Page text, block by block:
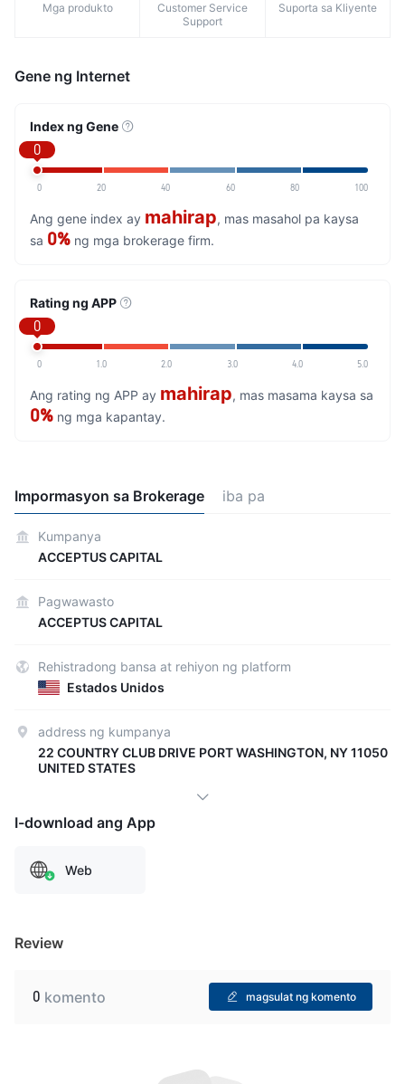
Mga produkto
Customer Service
Support
Suporta sa Kliyente
Gene ng Internet
Index ng Gene
0
0 20 40 60 80 100
Ang gene index ay mahirap, mas masahol pa kaysa
sa 0% ng mga brokerage firm.
Rating ng APP
0
0 1.0 2.0 3.0 4.0 5.0
Ang rating ng APP ay mahirap, mas masama kaysa sa
0% ng mga kapantay.
Impormasyon sa Brokerage iba pa
Kumpanya
ACCEPTUS CAPITAL
Pagwawasto
ACCEPTUS CAPITAL
Rehistradong bansa at rehiyon ng platform
Estados Unidos
address ng kumpanya
22 COUNTRY CLUB DRIVE PORT WASHINGTON, NY 11050
UNITED STATES
I-download ang App
Web
Review
0 komento magsulat ng komento